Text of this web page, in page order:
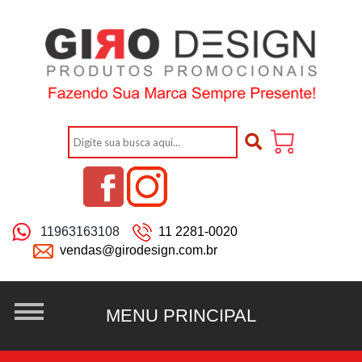
11963163108
11 2281-0020
vendas@girodesign.com.br